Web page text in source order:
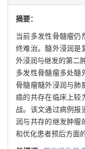
摘要：
当前多发性骨髓瘤仍
终难治。髓外浸润是
外浸润与继发的第二
多发性骨髓瘤多处髓
骨髓瘤髓外浸润与肺
癌的共存在临床上较
战。该文通过病例报
润与共存的继发肿瘤
和优化患者预后方面